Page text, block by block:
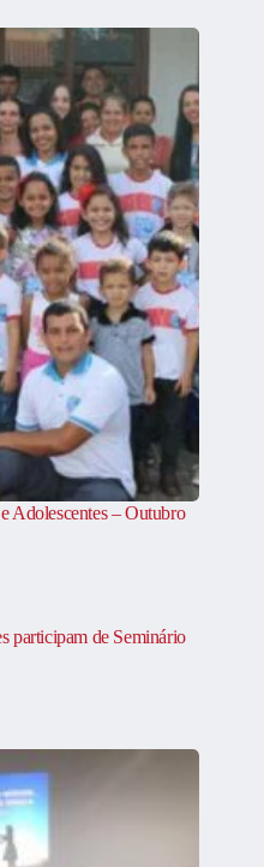
Adolescentes – Outubro
participam de Seminário